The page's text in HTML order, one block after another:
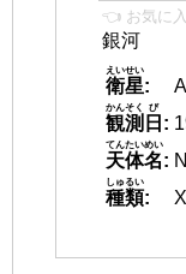
👈 お気に
銀河
衛星
えいせい
:
観測
かんそく
日
び
:
天体名
てんたいめい
:
種類
しゅるい
: X